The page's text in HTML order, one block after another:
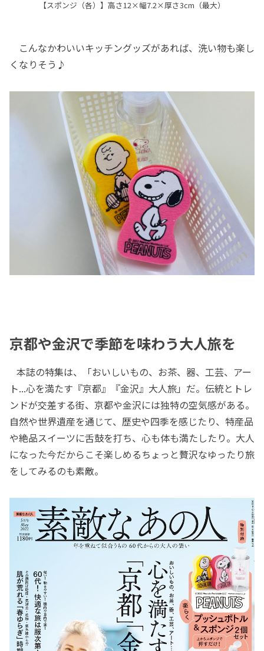
【スポンジ（各）】高さ12×幅7.2×厚さ3cm（最大）
こんなかわいいキッチングッズがあれば、洗い物も楽し
くなりそう♪
京都や金沢で季節を味わう大人旅を
本誌の特集は、「おいしいもの、お茶、器、工芸、アー
ト...心を満たす『京都』『金沢』大人旅」だ。伝統とトレ
ンドが交差する街、京都や金沢には独特の空気感がある。
自然や世界遺産を通じて、歴史や四季を感じたり、特産品
や絶品スイーツに舌鼓を打ち、心も体も満たしたり。大人
になった今だからこそ楽しめるちょっと贅沢なゆったり旅
をしてみるのも素敵。